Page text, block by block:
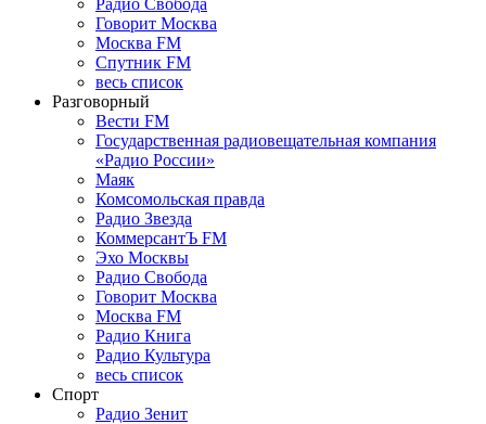
Говорит Москва
Москва FM
Спутник FM
весь список
Разговорный
Вести FM
Государственная радиовещательная компания
«Радио России»
Маяк
Комсомольская правда
Радио Звезда
КоммерсантЪ FM
Эхо Москвы
Радио Свобода
Говорит Москва
Москва FM
Радио Книга
Радио Культура
весь список
Спорт
Радио Зенит